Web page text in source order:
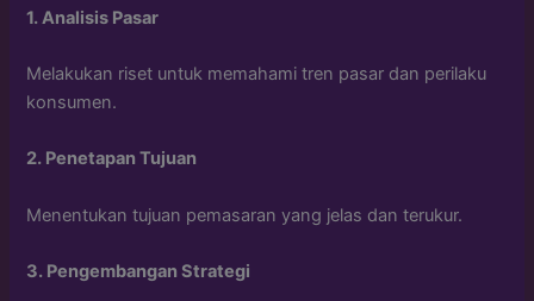
1. Analisis Pasar
Melakukan riset untuk memahami tren pasar dan perilaku
konsumen.
2. Penetapan Tujuan
Menentukan tujuan pemasaran yang jelas dan terukur.
3. Pengembangan Strategi